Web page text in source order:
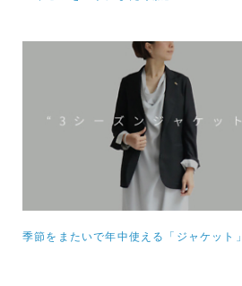
季節をまたいで年中使える「ジャケット」